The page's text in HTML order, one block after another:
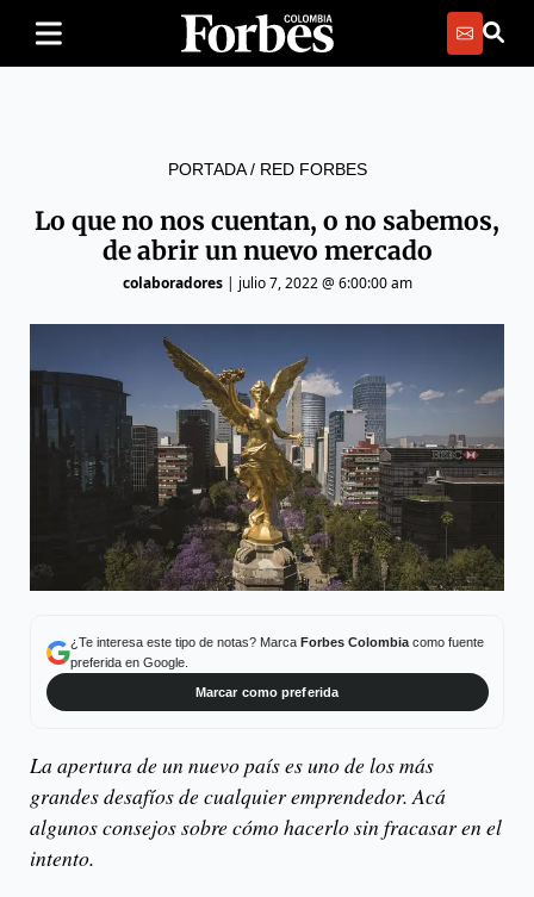
PORTADA/ RED FORBES
Lo que no nos cuentan, o no sabemos,
de abrir un nuevo mercado
colaboradores| julio 7, 2022 @ 6:00:00 am
¿Te interesa este tipo de notas? Marca Forbes Colombiacomo fuente
preferida en Google.
Marcar como preferida
La apertura de un nuevo país es uno de los más
grandes desafíos de cualquier emprendedor. Acá
algunos consejos sobre cómo hacerlo sin fracasar en el
intento.